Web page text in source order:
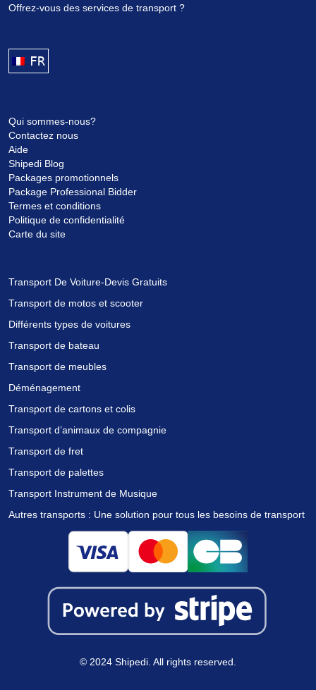
Nous utilisons des cookies pour vous offrir la meilleure
expérience sur notre site.
les désactiver dansparamètres .
Offrez-vous des services de transport ?
FRANÇAIS
Qui sommes-nous?
Contactez nous
Aide
Shipedi Blog
Packages promotionnels
Package Professional Bidder
Termes et conditions
Politique de confidentialité
Carte du site
Transport De Voiture-Devis Gratuits
Transport de motos et scooter
Différents types de voitures
Transport de bateau
Transport de meubles
Déménagement
Transport de cartons et colis
Transport d’animaux de compagnie
Transport de fret
Transport de palettes
Transport Instrument de Musique
Autres transports : Une solution pour tous les besoins de transport
© 2024 Shipedi. All rights reserved.